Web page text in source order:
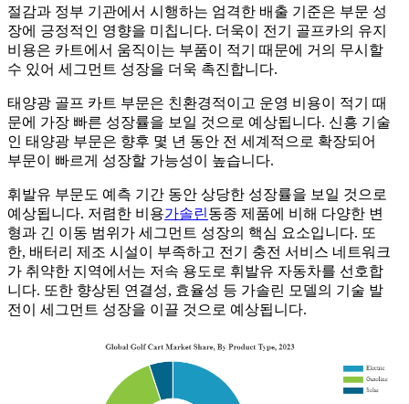
절감과 정부 기관에서 시행하는 엄격한 배출 기준은 부문 성
장에 긍정적인 영향을 미칩니다. 더욱이 전기 골프카의 유지
비용은 카트에서 움직이는 부품이 적기 때문에 거의 무시할
수 있어 세그먼트 성장을 더욱 촉진합니다.
태양광 골프 카트 부문은 친환경적이고 운영 비용이 적기 때
문에 가장 빠른 성장률을 보일 것으로 예상됩니다. 신흥 기술
인 태양광 부문은 향후 몇 년 동안 전 세계적으로 확장되어
부문이 빠르게 성장할 가능성이 높습니다.
휘발유 부문도 예측 기간 동안 상당한 성장률을 보일 것으로
예상됩니다. 저렴한 비용가솔린동종 제품에 비해 다양한 변
형과 ​​긴 이동 범위가 세그먼트 성장의 핵심 요소입니다. 또
한, 배터리 제조 시설이 부족하고 전기 충전 서비스 네트워크
가 취약한 지역에서는 저속 용도로 휘발유 자동차를 선호합
니다. 또한 향상된 연결성, 효율성 등 가솔린 모델의 기술 발
전이 세그먼트 성장을 이끌 것으로 예상됩니다.